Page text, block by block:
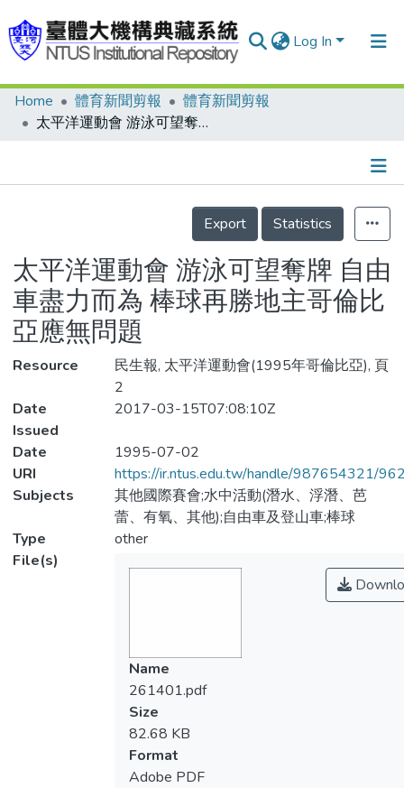
Log In
Communities & Collections
Statistics
Home 體育新聞剪報
體育新聞剪報
太平洋運動會 游泳可望奪牌 自由車盡力而為 棒球再勝地主哥倫比亞應無問題
Details
Export
Statistics
太平洋運動會 游泳可望奪牌 自由
車盡力而為 棒球再勝地主哥倫比
亞應無問題
Resource
民生報, 太平洋運動會(1995年哥倫比亞), 頁
2
Date
Issued
2017-03-15T07:08:10Z
Date
1995-07-02
URI
https://ir.ntus.edu.tw/handle/987654321/
Subjects
其他國際賽會;水中活動(潛水、浮潛、芭
蕾、有氧、其他);自由車及登山車;棒球
Type
other
File(s)
Name
261401.pdf
Size
82.68 KB
Format
Adobe PDF